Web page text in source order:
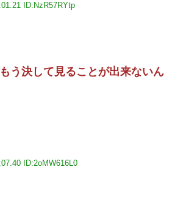
ID:NzR57RYtp
う決して見ることが出来ないん
ID:2oMW616L0